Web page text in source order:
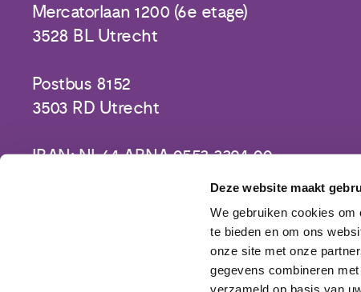
Deze website maakt
We gebruiken cookies
te bieden en om ons
onze site met onze
gegevens combineren
verzameld op basis van
Mercatorlaan 1200 (6e etage)
3528 BL Utrecht
Postbus 8152
3503 RD Utrecht
IBAN: NL64 ABNA 0553 3394 00